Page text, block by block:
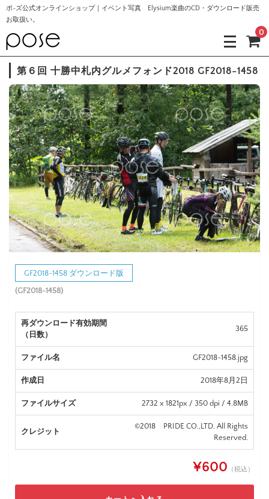
ポ-ズ公式オンラインショップ｜イベント写真 Elysium楽曲のCD・ダウンロード販売
お取扱い。
0
第６回 十勝中札内グルメフォンド2018 GF2018-1458
GF2018-1458 ダウンロード版
(GF2018-1458)
再ダウンロード有効期間
（日数）
365
ファイル名 GF2018-1458.jpg
作成日 2018年8月2日
ファイルサイズ 2732 x 1821px / 350 dpi / 4.8MB
クレジット
©2018 PRIDE CO.,LTD. All Rights
Reserved.
¥600 （税込）